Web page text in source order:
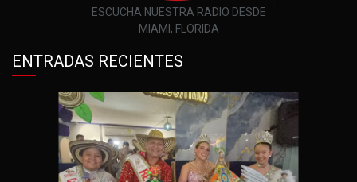
ESCUCHA NUESTRA RADIO DESDE
MIAMI, FLORIDA
ENTRADAS RECIENTES